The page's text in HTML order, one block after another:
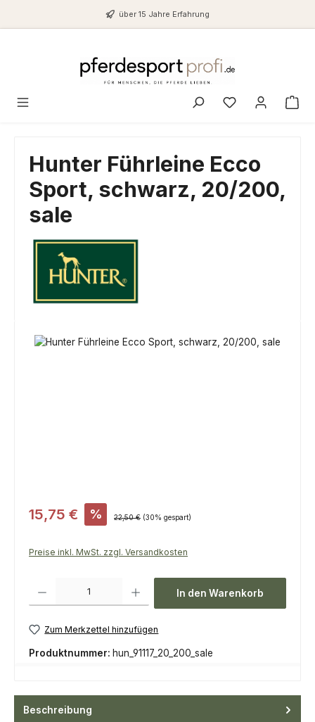
Zum Hauptinhalt springenüber 15 Jahre Erfahrung
Du hast 0
Hunter Führleine Ecco
Sport, schwarz, 20/200,
sale
Bildergalerie überspringen
Verkaufspreis:
15,75 € % Regulärer Preis:
22,50 € (30% gespart)
Preise inkl. MwSt. zzgl. Versandkosten
In den Warenkorb
Zum Merkzettel hinzufügen
Produktnummer: hun_91117_20_200_sale
Beschreibung